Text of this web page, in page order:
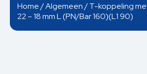
Home/Algemeen/ T-koppeling
22 – 18 mm L (PN/Bar 160)(L1 90)